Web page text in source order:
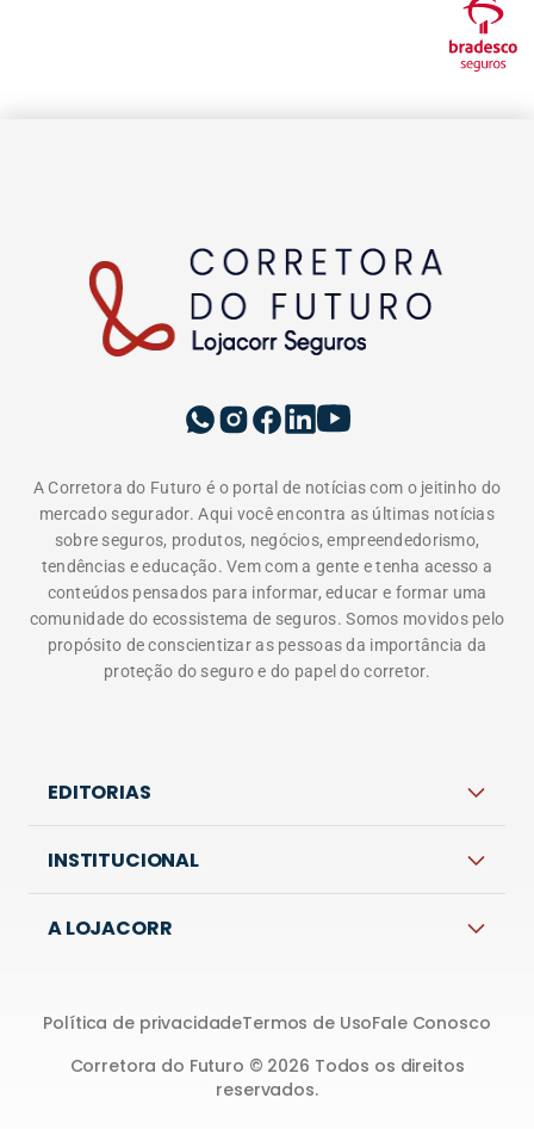
A Corretora do Futuro é o portal de notícias com o jeitinho do
mercado segurador. Aqui você encontra as últimas notícias
sobre seguros, produtos, negócios, empreendedorismo,
tendências e educação. Vem com a gente e tenha acesso a
conteúdos pensados para informar, educar e formar uma
comunidade do ecossistema de seguros. Somos movidos pelo
propósito de conscientizar as pessoas da importância da
proteção do seguro e do papel do corretor.
EDITORIAS
INSTITUCIONAL
A LOJACORR
Corretora do Futuro © 2026 Todos os direitos
reservados.
Política de privacidadeTermos de UsoFale Conosco